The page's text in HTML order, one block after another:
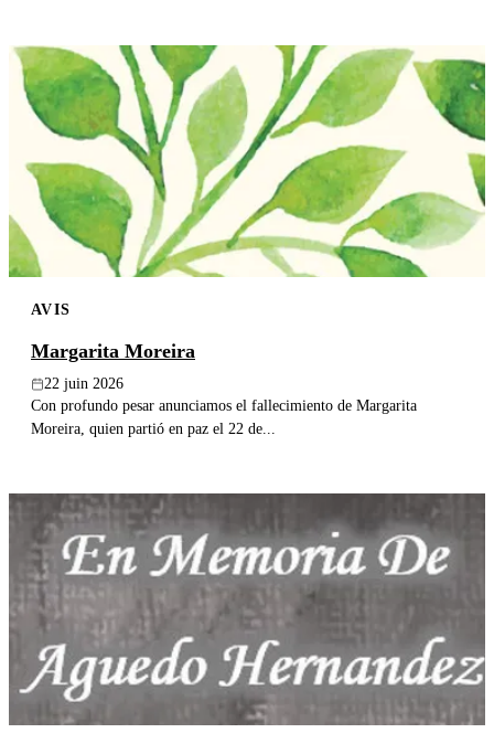
AVIS
Margarita Moreira
22 juin 2026
Con profundo pesar anunciamos el fallecimiento de Margarita
Moreira, quien partió en paz el 22 de...